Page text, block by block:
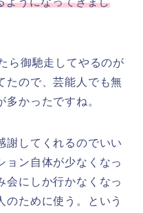
ら御馳走してやるのが
たので、芸能人でも無
かったですね。
謝してくれるのでいい
ョン自体が少なくなっ
会にしか行かなくなっ
のために使う。という